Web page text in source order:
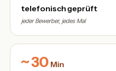
telefonisch geprüft
jeder Bewerber, jedes Mal
~ 30 Min